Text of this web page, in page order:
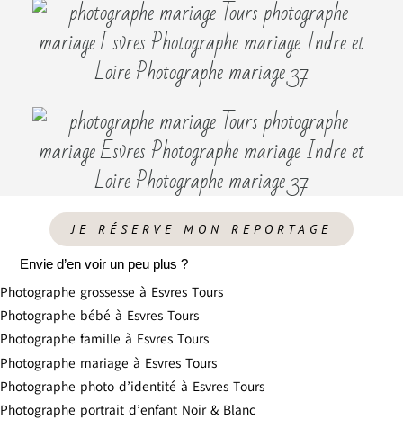
JE RÉSERVE MON REPORTAGE
Envie d’en voir un peu plus ?
Photographe grossesse à Esvres Tours
Photographe bébé à Esvres Tours
Photographe famille à Esvres Tours
Photographe mariage à Esvres Tours
Photographe photo d’identité à Esvres Tours
Photographe portrait d’enfant Noir & Blanc